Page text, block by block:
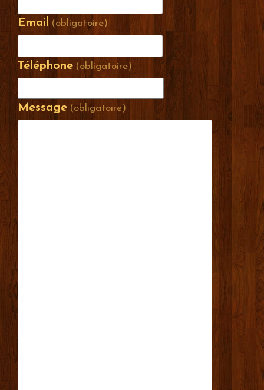
Email (obligatoire)
Téléphone (obligatoire)
Message (obligatoire)